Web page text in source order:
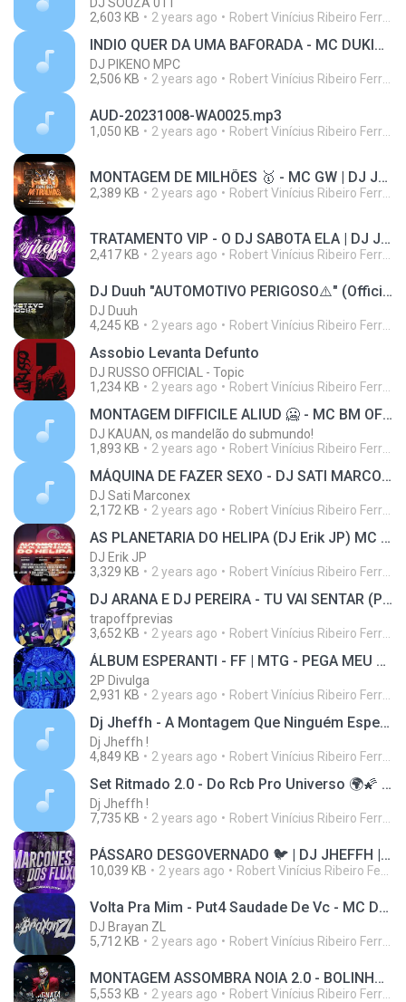
2,603 KB
2 years ago Robert Vinícius Ribeiro Ferreira
INDIO QUER DA UMA BAFORADA - MC DUKINHO (DJ PIKENO MPC)
DJ PIKENO MPC
2,506 KB
2 years ago Robert Vinícius Ribeiro Ferreira
AUD-20231008-WA0025.mp3
1,050 KB 2 years ago Robert Vinícius Ribeiro Ferreira
MONTAGEM DE MILHÕES 🥇 - MC GW | DJ JHEFFH
2,389 KB 2 years ago Robert Vinícius Ribeiro Ferreira
TRATAMENTO VIP - O DJ SABOTA ELA | DJ JHEFFH
2,417 KB 2 years ago Robert Vinícius Ribeiro Ferreira
DJ Duuh "AUTOMOTIVO PERIGOSO⚠️" (Official Audio) 2021
DJ Duuh
4,245 KB
2 years ago Robert Vinícius Ribeiro Ferreira
Assobio Levanta Defunto
DJ RUSSO OFFICIAL - Topic
1,234 KB
2 years ago Robert Vinícius Ribeiro Ferreira
MONTAGEM DIFFICILE ALIUD 🥶 - MC BM OFICIAL (DJ JEAN 011 & DJ KAUAN)
DJ KAUAN, os mandelão do submundo!
1,893 KB
2 years ago Robert Vinícius Ribeiro Ferreira
MÁQUINA DE FAZER SEXO - DJ SATI MARCONEX - MENOR MECTREFF
DJ Sati Marconex
2,172 KB
2 years ago Robert Vinícius Ribeiro Ferreira
AS PLANETARIA DO HELIPA (DJ Erik JP) MC Bellatriz (Official Video)
DJ Erik JP
3,329 KB
2 years ago Robert Vinícius Ribeiro Ferreira
DJ ARANA E DJ PEREIRA - TU VAI SENTAR (PREVIA)
trapoffprevias
3,652 KB
2 years ago Robert Vinícius Ribeiro Ferreira
ÁLBUM ESPERANTI - FF | MTG - PEGA MEU GAROTO (DJ MARINOVIC) Mc Mn, Mc Pikachu e Mc Marcelly
2P Divulga
2,931 KB
2 years ago Robert Vinícius Ribeiro Ferreira
Dj Jheffh - A Montagem Que Ninguém Esperava ! ( Mc Menor Adr )
Dj Jheffh !
4,849 KB
2 years ago Robert Vinícius Ribeiro Ferreira
Set Ritmado 2.0 - Do Rcb Pro Universo 🌍🌠 ( Dj Jheffh & Dj Rd Da Dz7)
Dj Jheffh !
7,735 KB
2 years ago Robert Vinícius Ribeiro Ferreira
PÁSSARO DESGOVERNADO 🐦 | DJ JHEFFH | álbum . muita mídia
10,039 KB 2 years ago Robert Vinícius Ribeiro Ferreira
Volta Pra Mim - Put4 Saudade De Vc - MC Duartt (DJ Brayan ZL) Official Audio
DJ Brayan ZL
5,712 KB
2 years ago Robert Vinícius Ribeiro Ferreira
MONTAGEM ASSOMBRA NOIA 2.0 - BOLINHA DE GOLFF ( DJ WS 011 & DJ GS7 ) MAGNATA DOS FLUXOS OFC
5,553 KB 2 years ago Robert Vinícius Ribeiro Ferreira